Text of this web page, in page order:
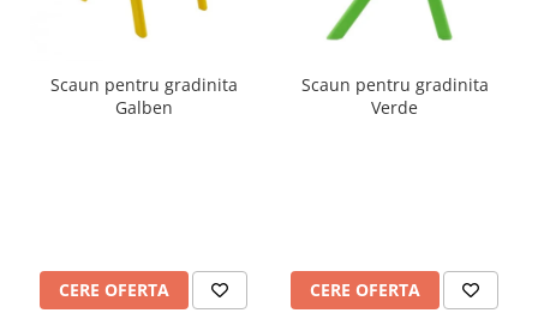
Mobilier Cresa si Gradinita
Scaune Gradinita
Paturi gradinita
Scaune Scolare
Set Banca si Scaune Elevi
Scaun pentru gradinita
Galben
CERE OFERTA
Scaun pentru gradinita
Verde
CERE OFERTA